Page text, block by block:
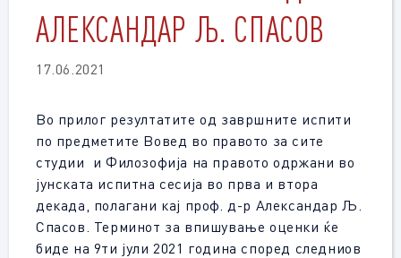
АЛЕКСАНДАР Љ. СПАСОВ
17.06.2021
Во прилог резултатите од завршните испити
по предметите Вовед во правото за сите
студии и Филозофија на правото одржани во
јунската испитна сесија во прва и втора
декада, полагани кај проф. д-р Александар Љ.
Спасов. Терминот за впишување оценки ќе
биде на 9ти јули 2021 година според следниов